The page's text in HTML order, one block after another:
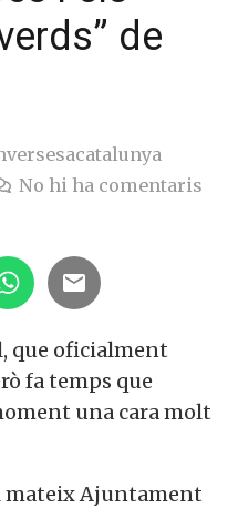
de
No hi ha comentaris
que oficialment
fa temps que
una cara molt
Ajuntament